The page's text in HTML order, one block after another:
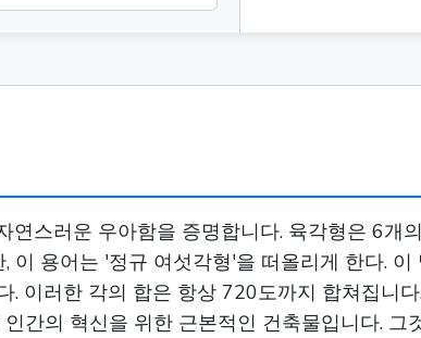
스러운 우아함을 증명합니다. 육각형은 6개
용어는 '정규 여섯각형'을 떠올리게 한다. 이
이러한 각의 합은 항상 720도까지 합쳐집니
간의 혁신을 위한 근본적인 건축물입니다. 그